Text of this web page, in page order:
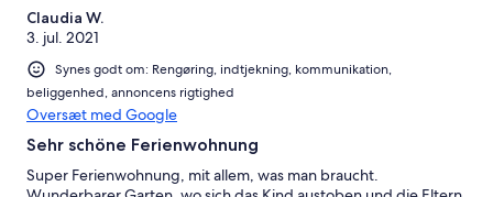
Claudia W.
3. jul. 2021
Synes godt om: Rengøring, indtjekning, kommunikation,
beliggenhed, annoncens rigtighed
Oversæt med Google
Sehr schöne Ferienwohnung
Super Ferienwohnung, mit allem, was man braucht.